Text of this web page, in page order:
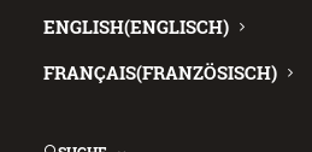
ENGLISH(ENGLISCH)
FRANÇAIS(FRANZÖSISCH)